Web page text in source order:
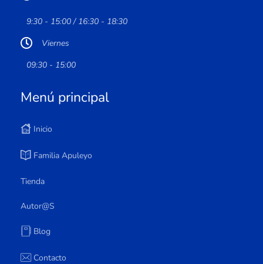
9:30 - 15:00 / 16:30 - 18:30
Viernes
09:30 - 15:00
Menú principal
Inicio
Familia Apuleyo
Tienda
Autor@s
Blog
Contacto